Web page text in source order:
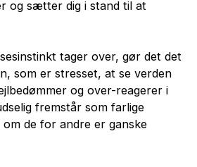
og sætter dig i stand til at
tager over, gør det det
som er stresset, at se verden
og over-reagerer i
fremstår som farlige
de for andre er ganske